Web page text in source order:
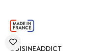
CUISINEADDICT